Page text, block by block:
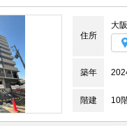
住所
大
築年
階建 10